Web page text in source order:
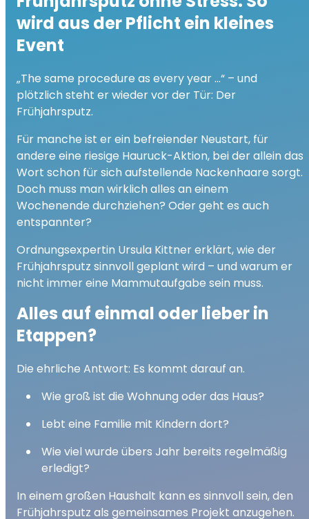
00:00 04:07
wird aus der Pflicht ein kleines
Event
„The same procedure as every year …“ – und
plötzlich steht er wieder vor der Tür: Der
Frühjahrsputz.
Für manche ist er ein befreiender Neustart, für
andere eine riesige Hauruck-Aktion, bei der allein das
Wort schon für sich aufstellende Nackenhaare sorgt.
Doch muss man wirklich alles an einem
Wochenende durchziehen? Oder geht es auch
entspannter?
Ordnungsexpertin Ursula Kittnererklärt, wie der
Frühjahrsputz sinnvoll geplant wird – und warum er
nicht immer eine Mammutaufgabe sein muss.
Alles auf einmal oder lieber in
Etappen?
Die ehrliche Antwort: Es kommt darauf an.
Wie groß ist die Wohnung oder das Haus?
Lebt eine Familie mit Kindern dort?
Wie viel wurde übers Jahr bereits regelmäßig
erledigt?
In einem großen Haushalt kann es sinnvoll sein, den
Frühjahrsputz als gemeinsames Projekt anzugehen.